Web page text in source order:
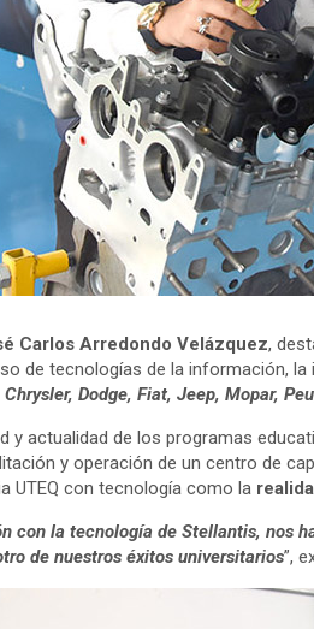
Carlos Arredondo Velázquez,
de tecnologías de la información,
Dodge, Fiat, Jeep, Mopar,
y actualidad de los programas
y operación de un centro de
UTEQ con tecnología como la
con la tecnología de Stellantis,
de nuestros éxitos universitarios”,